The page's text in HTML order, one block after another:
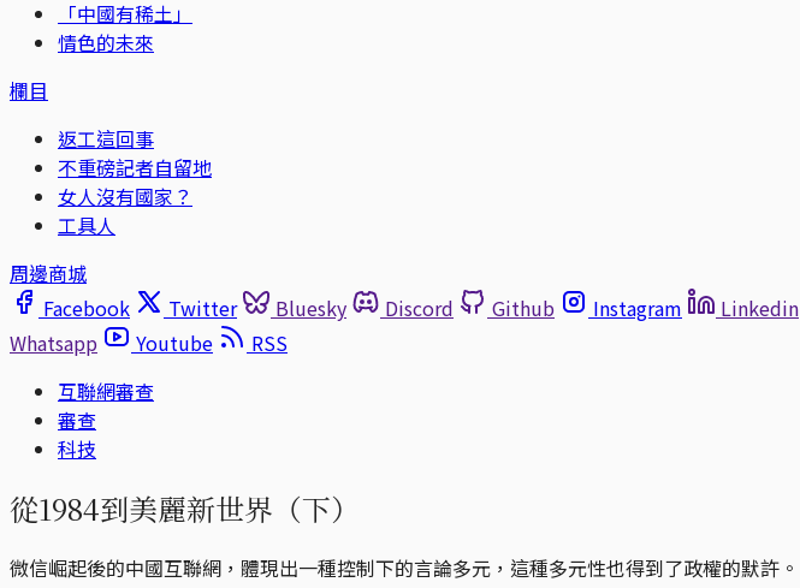
「中國有稀土」
情色的未來
欄目
返工這回事
不重磅記者自留地
女人沒有國家？
工具人
周邊商城
Facebook
Twitter Bluesky Discord Github Instagram Linkedin
Whatsapp
Youtube
RSS
互聯網審查
審查
科技
從1984到美麗新世界（下）
微信崛起後的中國互聯網，體現出一種控制下的言論多元，這種多元性也得到了政權的默許。